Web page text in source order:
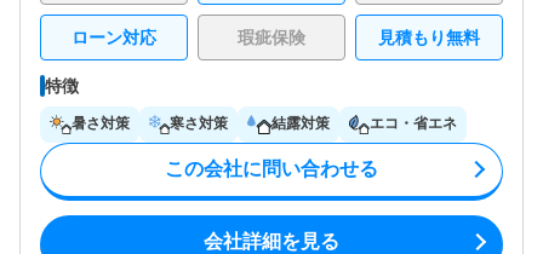
ローン対応 瑕疵保険 見積もり無料
特徴
暑さ対策 寒さ対策 結露対策 エコ・省エネ
この会社に問い合わせる
会社詳細を見る